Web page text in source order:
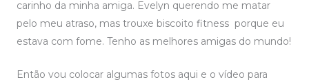
carinho da minha amiga. Evelyn querendo me matar
pelo meu atraso, mas trouxe biscoito fitness porque eu
estava com fome. Tenho as melhores amigas do mundo!
Então vou colocar algumas fotos aqui e o vídeo para